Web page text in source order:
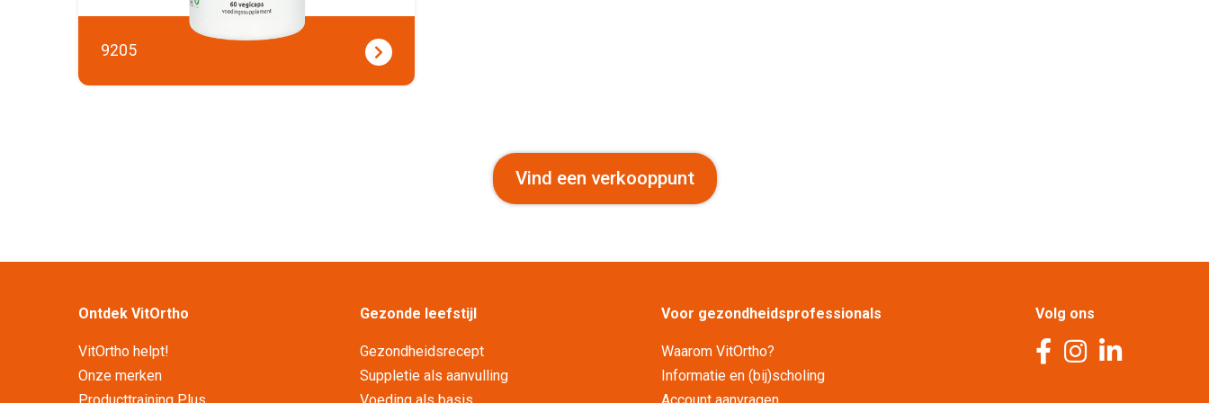
9205
Vind een verkooppunt
Ontdek VitOrtho
VitOrtho helpt!
Onze merken
Gezonde leefstijl
Gezondheidsrecept
Suppletie als aanvulling
Voor gezondheidsprofessionals
Waarom VitOrtho?
Informatie en (bij)scholing
Volg ons